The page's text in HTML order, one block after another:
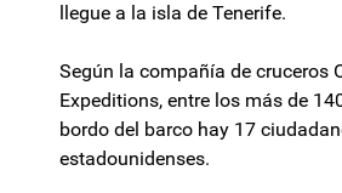
llegue a la isla de Tenerife.
Según la compañía de cruceros
Expeditions, entre los más de
bordo del barco hay 17
estadounidenses.